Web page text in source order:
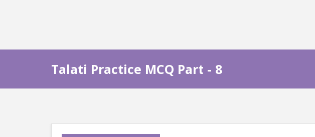
Talati Practice MCQ Part - 8